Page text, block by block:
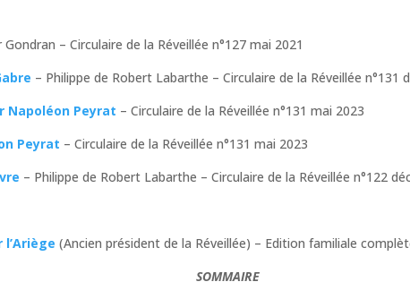
Gondran – Circulaire de la Réveillée n°127 mai 2021
– Philippe de Robert Labarthe – Circulaire de la Réveillée n°131
Napoléon Peyrat – Circulaire de la Réveillée n°131 mai 2023
Peyrat – Circulaire de la Réveillée n°131 mai 2023
– Philippe de Robert Labarthe – Circulaire de la Réveillée n°122
(Ancien président de la Réveillée) – Edition familiale
SOMMAIRE